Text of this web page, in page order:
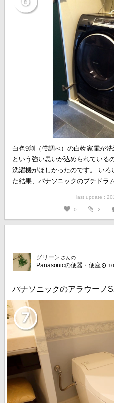
白色9割（僕調べ）の白物家電が
という強い思いが込められている
洗濯機がほしかったのです。 いろ
た結果、パナソニックのプチドラ
last update :
0 2
グリーン さんの
Panasonicの便器・便座
パナソニックのアラウーノ